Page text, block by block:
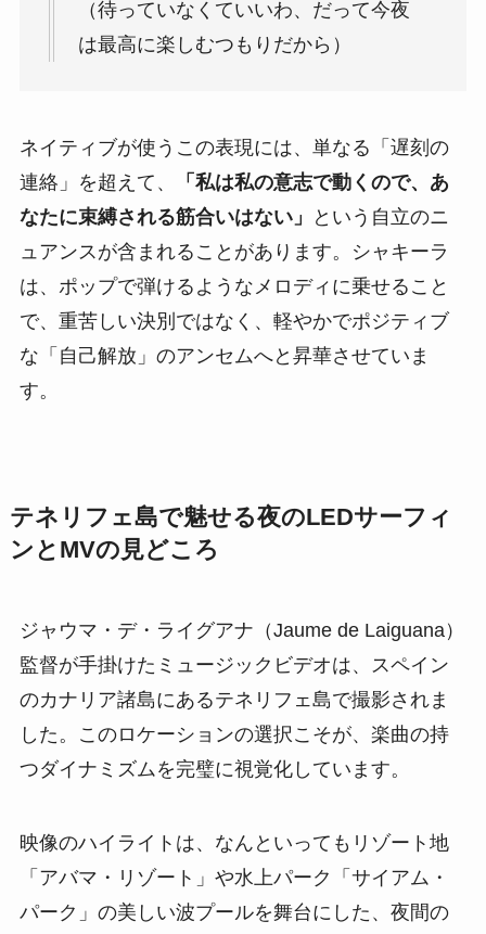
（待っていなくていいわ、だって今夜
は最高に楽しむつもりだから）
ネイティブが使うこの表現には、単なる「遅刻の
連絡」を超えて、
「私は私の意志で動くので、あ
なたに束縛される筋合いはない」
という自立のニ
ュアンスが含まれることがあります。シャキーラ
は、ポップで弾けるようなメロディに乗せること
で、重苦しい決別ではなく、軽やかでポジティブ
な「自己解放」のアンセムへと昇華させていま
す。
テネリフェ島で魅せる夜のLEDサーフィ
ンとMVの見どころ
ジャウマ・デ・ライグアナ（Jaume de Laiguana）
監督が手掛けたミュージックビデオは、スペイン
のカナリア諸島にあるテネリフェ島で撮影されま
した。このロケーションの選択こそが、楽曲の持
つダイナミズムを完璧に視覚化しています。
映像のハイライトは、なんといってもリゾート地
「アバマ・リゾート」や水上パーク「サイアム・
パーク」の美しい波プールを舞台にした、夜間の